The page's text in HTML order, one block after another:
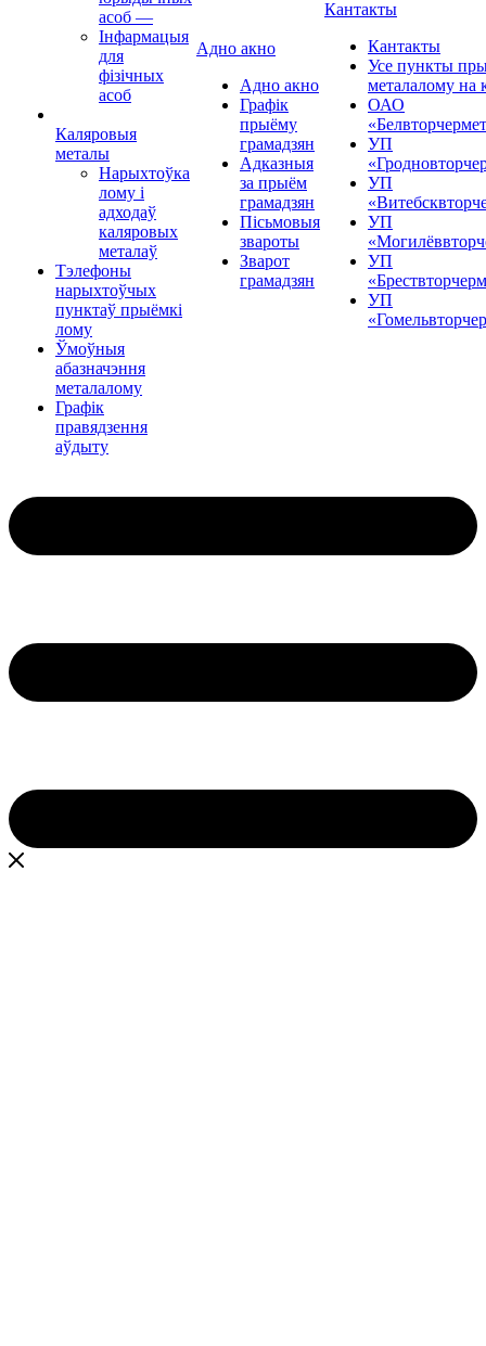
асоб —
Інфармацыя
для
фізічных
асоб
Каляровыя
металы
Нарыхтоўка
лому і
адходаў
каляровых
металаў
Тэлефоны
нарыхтоўчых
пунктаў прыёмкі
лому
Ўмоўныя
абазначэння
металалому
Графік
правядзення
аўдыту
Адно акно
Адно акно
Графік
прыёму
грамадзян
Адказныя
за прыём
грамадзян
Пісьмовыя
звароты
Зварот
грамадзян
Кантакты
Кантакты
Усе пункты
металалому на
ОАО
УП
УП
УП
УП
УП